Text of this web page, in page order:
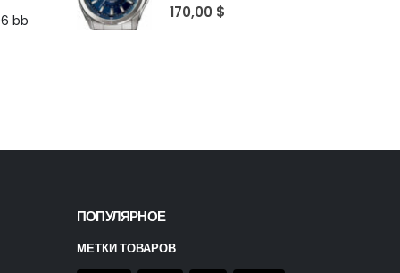
bb
5out of 5
170,00 $
ПОПУЛЯРНОЕ
МЕТКИ ТОВАРОВ